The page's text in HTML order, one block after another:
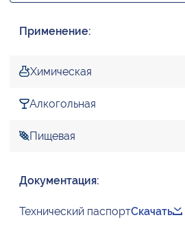
Применение:
Химическая
Алкогольная
Пищевая
Документация:
Технический паспортСкачать